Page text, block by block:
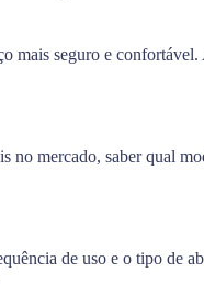
mais seguro e confortável.
no mercado, saber qual
de uso e o tipo de